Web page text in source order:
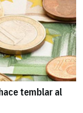
temblar al